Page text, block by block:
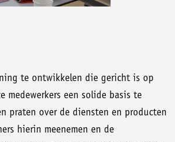
te ontwikkelen die gericht is op
medewerkers een solide basis te
praten over de diensten en producten
hierin meenemen en de